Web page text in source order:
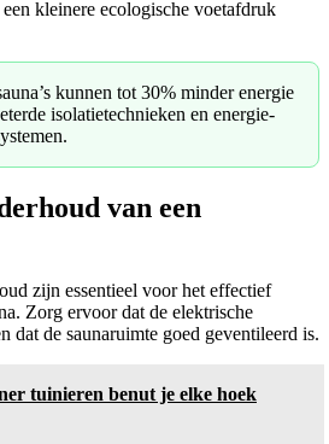
kleinere ecologische voetafdruk
kunnen tot 30% minder energie
isolatietechnieken en energie-
van een
zijn essentieel voor het effectief
Zorg ervoor dat de elektrische
dat de saunaruimte goed geventileerd is.
tuinieren benut je elke hoek